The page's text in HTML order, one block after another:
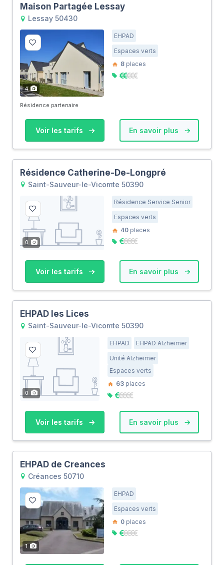
Maison Partagée Lessay
Lessay 50430
4
EHPAD
Espaces verts
8 places
Résidence partenaire
Voir les tarifs En savoir plus
Résidence Catherine-De-Longpré
Saint-Sauveur-le-Vicomte 50390
0
Résidence Service Senior
Espaces verts
40 places
Voir les tarifs En savoir plus
EHPAD les Lices
Saint-Sauveur-le-Vicomte 50390
0
EHPAD
EHPAD Alzheimer
Unité Alzheimer
Espaces verts
63 places
Voir les tarifs En savoir plus
EHPAD de Creances
Créances 50710
1
EHPAD
Espaces verts
0 places